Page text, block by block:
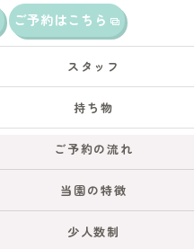
ご予約はこちら
スタッフ
持ち物
ご予約の流れ
当園の特徴
少人数制